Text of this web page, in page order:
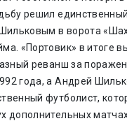
решил
в ворота
«Портовик» в итоге
реванш за
года, а Андрей
футболист,
дополнительных